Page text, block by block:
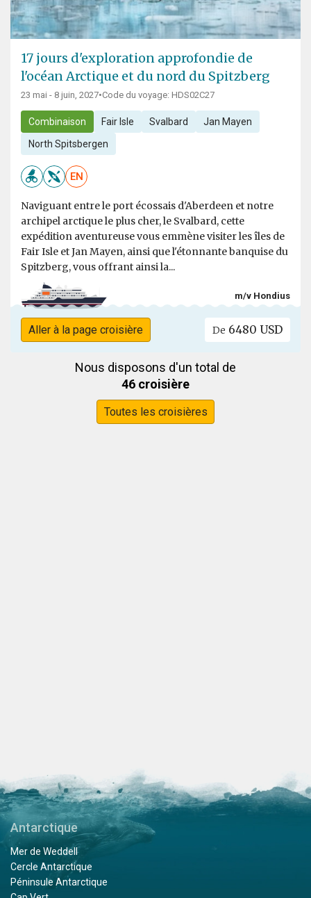
17 jours d'exploration approfondie de
l'océan Arctique et du nord du Spitzberg
23 mai - 8 juin, 2027•Code du voyage: HDS02C27
Combinaison Fair Isle Svalbard Jan Mayen
North Spitsbergen
EN
Naviguant entre le port écossais d'Aberdeen et notre
archipel arctique le plus cher, le Svalbard, cette
expédition aventureuse vous emmène visiter les îles de
Fair Isle et Jan Mayen, ainsi que l'étonnante banquise du
Spitzberg, vous offrant ainsi la...
m/v Hondius
Aller à la page croisière De 6480 USD
Nous disposons d'un total de
46 croisière
Toutes les croisières
Antarctique
Mer de Weddell
Cercle Antarctique
Péninsule Antarctique